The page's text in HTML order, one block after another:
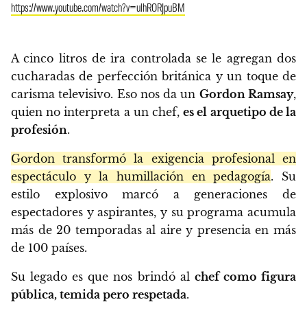
https://www.youtube.com/watch?v=ulhRORJpuBM
A cinco litros de ira controlada se le agregan dos
cucharadas de perfección británica y un toque de
carisma televisivo. Eso nos da un Gordon Ramsay,
quien no interpreta a un chef,es el arquetipo de la
profesión.
Gordon transformó la exigencia profesional en
espectáculo y la humillación en pedagogía. Su
estilo explosivo marcó a generaciones de
espectadores y aspirantes, y su programa acumula
más de 20 temporadas al aire y presencia en más
de 100 países.
Su legado es que nos brindó al chef como figura
pública, temida pero respetada.